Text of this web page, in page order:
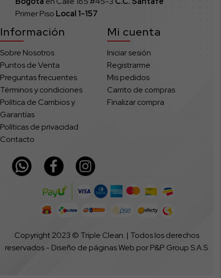
Primer Piso Local 1-157
Información
Sobre Nosotros
Puntos de Venta
Preguntas frecuentes
Términos y condiciones
Política de Cambios y
Garantías
Políticas de privacidad
Contacto
Mi cuenta
Iniciar sesión
Registrarme
Mis pedidos
Carrito de compras
Finalizar compra
Copyright 2023 © Triple Clean. | Todos los derechos
reservados - Diseño de páginas Web por P&P Group S.A.S.